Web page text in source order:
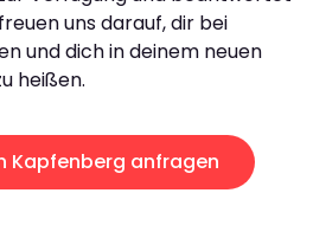
uns darauf, dir bei
und dich in deinem neuen
heißen.
Kapfenberg anfragen